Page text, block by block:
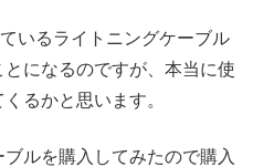
いるライトニングケーブル
になるのですが、本当に使
るかと思います。
ルを購入してみたので購入